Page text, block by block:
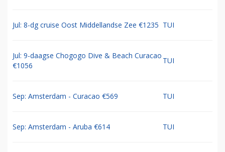
Jul: 8-dg cruise Oost Middellandse Zee €1235 TUI
Jul: 9-daagse Chogogo Dive & Beach Curacao
€1056
TUI
Sep: Amsterdam - Curacao €569 TUI
Sep: Amsterdam - Aruba €614 TUI